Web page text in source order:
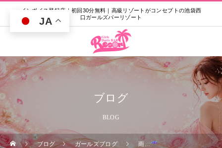
インボイス登録店｜初回30分無料｜高級リゾートがコンセプトの池袋西
口ガールズバーリゾート
ブログ
BLOG
ブログ ガールズブログ 雨…
JA